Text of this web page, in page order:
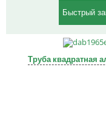
Быстрый
Труба квадратная